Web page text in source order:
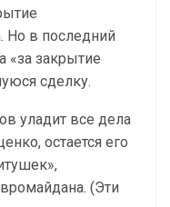
Но в последний
«за закрытие
сделку.
уладит все дела
остается его
(Эти